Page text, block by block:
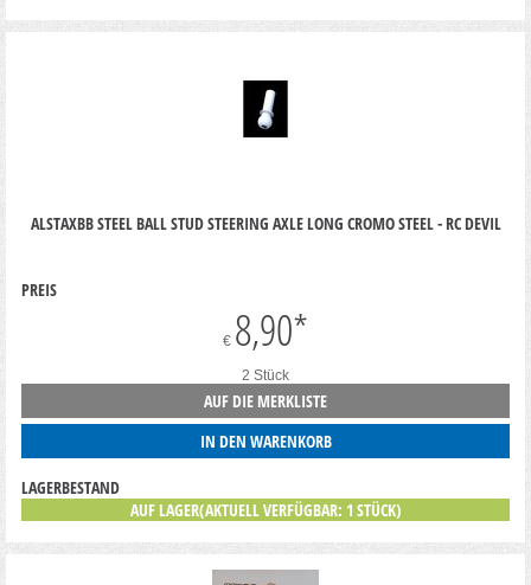
ALSTAXBB STEEL BALL STUD STEERING AXLE LONG CROMO STEEL - RC DEVIL
PREIS
€ 8,90*
2 Stück
AUF DIE MERKLISTE
IN DEN WARENKORB
LAGERBESTAND
AUF LAGER(AKTUELL VERFÜGBAR: 1 STÜCK)